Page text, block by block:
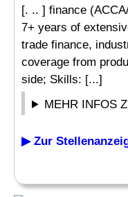
[. .. ] finance
7+ years of
trade finance,
coverage from
side; Skills: [...]
MEHR INFOS
▶ Zur